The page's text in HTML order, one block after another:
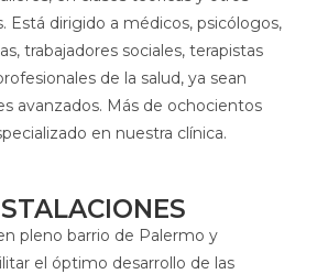
Está dirigido a médicos, psicólogos,
trabajadores sociales, terapistas
de la salud, ya sean
avanzados. Más de ochocientos
en nuestra clínica.
pleno barrio de Palermo y
el óptimo desarrollo de las